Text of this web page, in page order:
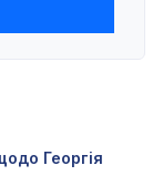
Георгія